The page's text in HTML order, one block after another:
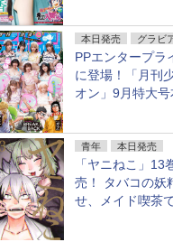
本日発売 グラビ
PPエンタープラ
に登場！「月刊
オン」9月特大
青年 本日発売
「ヤニねこ」13
売！ タバコの妖
せ、メイド喫茶